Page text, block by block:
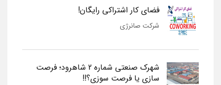
فضای کار اشتراکی رایگان!
شرکت صانرژی
شهرک صنعتی شماره 2 شاهرود؛ فرصت
سازی یا فرصت سوزی؟!!